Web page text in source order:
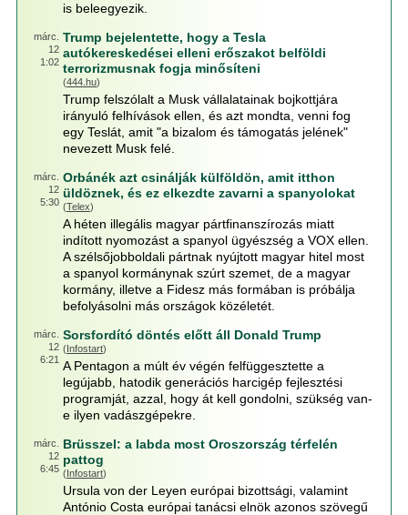
is beleegyezik.
márc.
12
1:02
Trump bejelentette, hogy a Tesla
autókereskedései elleni erőszakot belföldi
terrorizmusnak fogja minősíteni
(444.hu)
Trump felszólalt a Musk vállalatainak bojkottjára
irányuló felhívások ellen, és azt mondta, venni fog
egy Teslát, amit "a bizalom és támogatás jelének"
nevezett Musk felé.
márc.
12
5:30
Orbánék azt csinálják külföldön, amit itthon
üldöznek, és ez elkezdte zavarni a spanyolokat
(Telex)
A héten illegális magyar pártfinanszírozás miatt
indított nyomozást a spanyol ügyészség a VOX ellen.
A szélsőjobboldali pártnak nyújtott magyar hitel most
a spanyol kormánynak szúrt szemet, de a magyar
kormány, illetve a Fidesz más formában is próbálja
befolyásolni más országok közéletét.
márc.
12
6:21
Sorsfordító döntés előtt áll Donald Trump
(Infostart)
A Pentagon a múlt év végén felfüggesztette a
legújabb, hatodik generációs harcigép fejlesztési
programját, azzal, hogy át kell gondolni, szükség van-
e ilyen vadászgépekre.
márc.
12
6:45
Brüsszel: a labda most Oroszország térfelén
pattog
(Infostart)
Ursula von der Leyen európai bizottsági, valamint
António Costa európai tanácsi elnök azonos szövegű